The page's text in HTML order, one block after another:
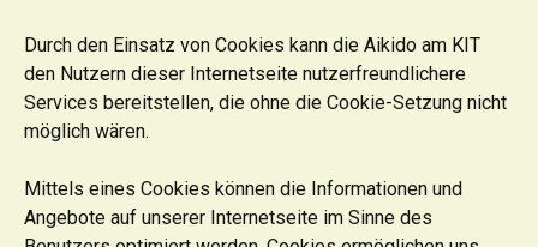
Durch den Einsatz von Cookies kann die Aikido am KIT
den Nutzern dieser Internetseite nutzerfreundlichere
Services bereitstellen, die ohne die Cookie-Setzung nicht
möglich wären.
Mittels eines Cookies können die Informationen und
Angebote auf unserer Internetseite im Sinne des